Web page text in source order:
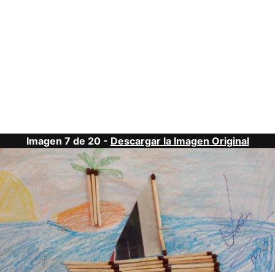
Imagen 7 de 20 - Descargar la Imagen Original